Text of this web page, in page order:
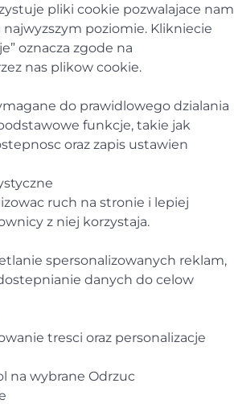
pliki cookie pozwalajace nam
poziomie. Klikniecie
oznacza zgode na
nas plikow cookie.
do prawidlowego dzialania
funkcje, takie jak
oraz zapis ustawien
ruch na stronie i lepiej
z niej korzystaja.
spersonalizowanych reklam,
danych do celow
tresci oraz personalizacje
na wybrane Odrzuc